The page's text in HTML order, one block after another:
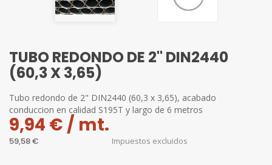
TUBO REDONDO DE 2" DIN2440
(60,3 X 3,65)
Tubo redondo de 2" DIN2440 (60,3 x 3,65), acabado
conduccion en calidad S195T y largo de 6 metros
9,94 € / mt.
59,58 € Impuestos excluidos